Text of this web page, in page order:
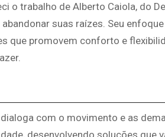
o trabalho de Alberto Caiola, do
suas raízes. Seu
que promovem conforto e
com o movimento e as